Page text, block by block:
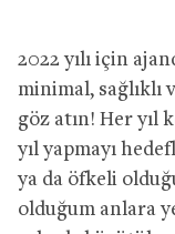
2022 yılı için
minimal, sağlıklı
göz atın! Her yıl
yıl yapmayı
ya da öfkeli
olduğum anlara